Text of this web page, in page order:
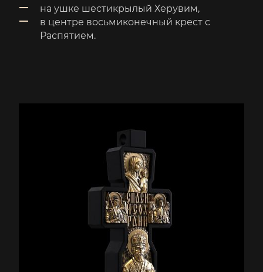
на ушке шестикрылый Херувим,
в центре восьмиконечный крест с
Распятием.